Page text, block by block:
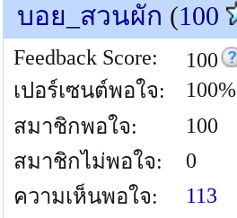
บอย_สวนผัก (100
Feedback Score:
100
เปอร์เซนต์พอใจ:
100%
สมาชิกพอใจ:
100
สมาชิกไม่พอใจ:
0
ความเห็นพอใจ:
113